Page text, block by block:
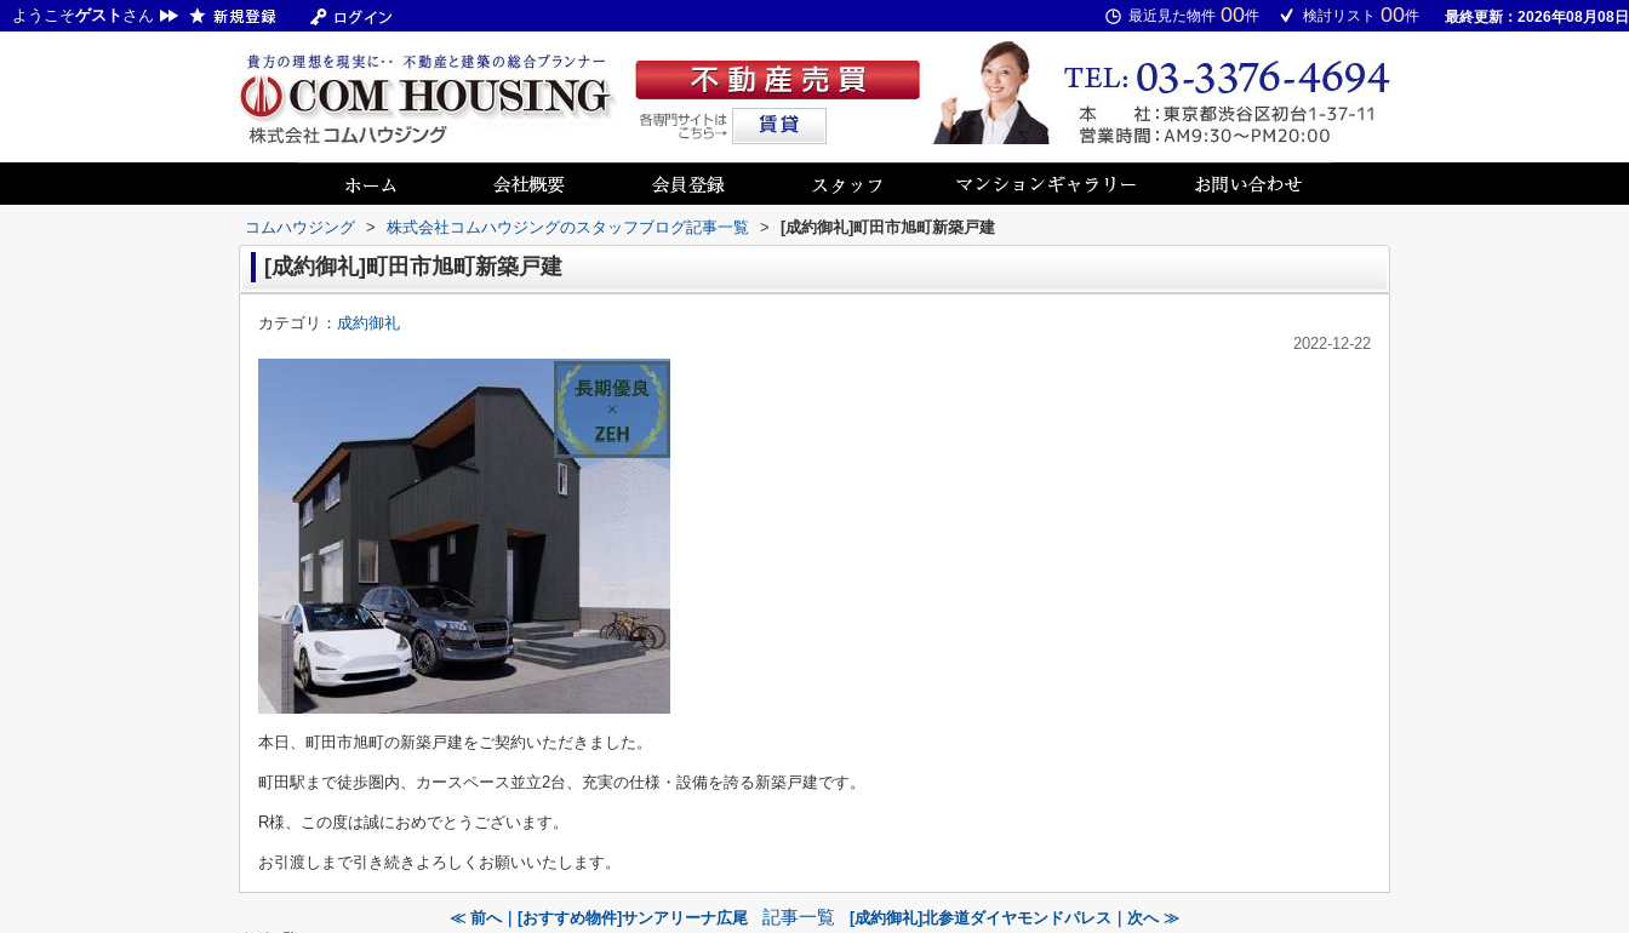
ようこそゲスト さん 最近見た物件 00件 検討リスト 00件 最終更新：2026年08月08日
コムハウジング > 株式会社コムハウジングのスタッフブログ記事一覧 > [成約御礼]町田市旭町新築戸建
[成約御礼]町田市旭町新築戸建
カテゴリ： 成約御礼
2022-12-22
本日、町田市旭町の新築戸建をご契約いただきました。
町田駅まで徒歩圏内、カースペース並立2台、充実の仕様・設備を誇る新築戸建です。
R様、この度は誠におめでとうございます。
お引渡しまで引き続きよろしくお願いいたします。
≪ 前へ｜[おすすめ物件]サンアリーナ広尾 記事一覧 [成約御礼]北参道ダイヤモンドパレス｜次へ ≫